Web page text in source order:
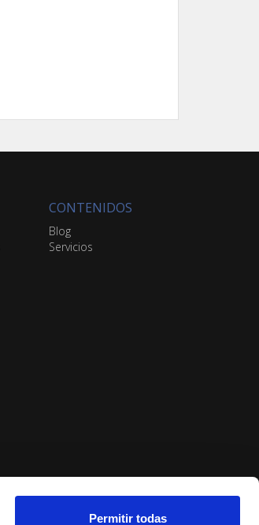
Permitir todas
CONTENIDOS
Blog
Servicios